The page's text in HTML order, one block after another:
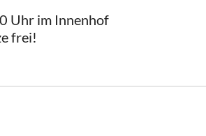
Uhr im Innenhof
frei!